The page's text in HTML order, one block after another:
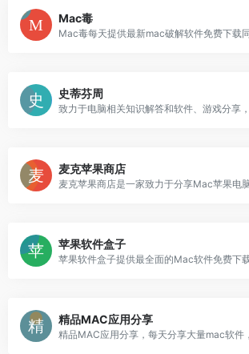
Mac毒
史蒂芬周
麦克苹果商店
麦克苹果商店是一家致力于分享Mac苹果电
苹果软件盒子
苹果软件盒子提供最全面的Mac软件免费下
精品MAC应用分享